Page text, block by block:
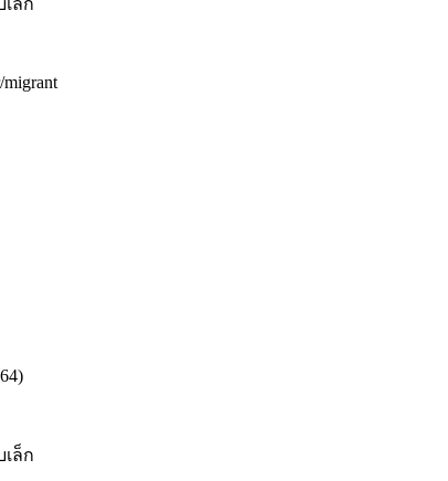
ล็ก
migrant
ล็ก